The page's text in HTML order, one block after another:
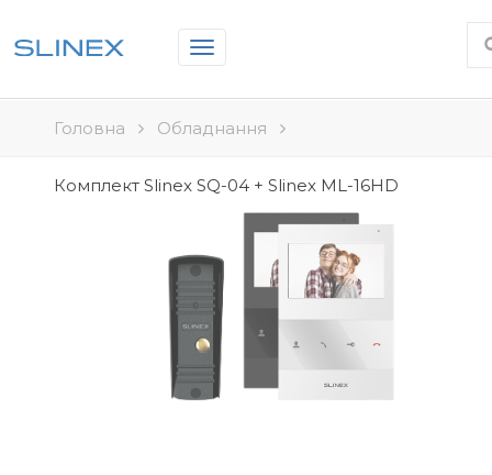
Toggle
navigation
Головна Обладнання
Комплект Slinex SQ-04 + Slinex ML-16HD